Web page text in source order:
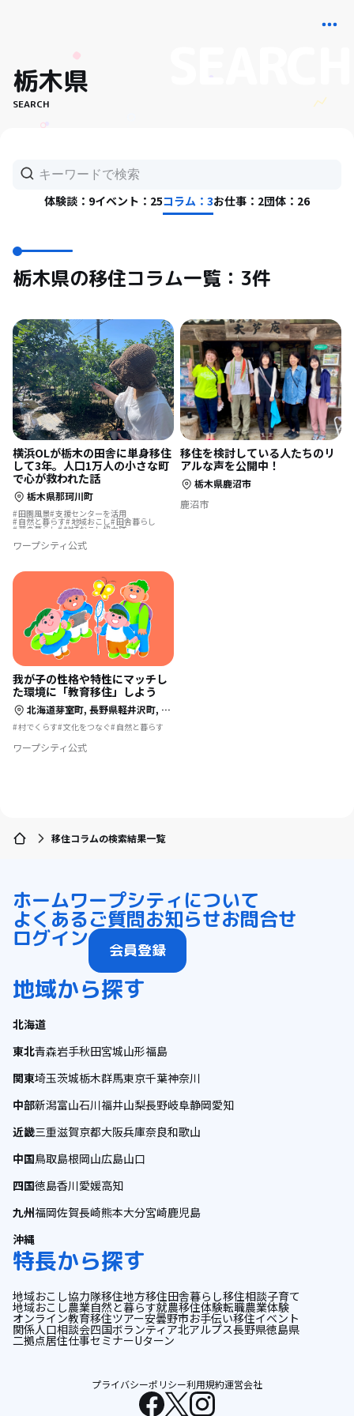
栃木県
SEARCH
体験談：9イベント：25コラム：3お仕事：2団体：26
栃木県の移住コラム一覧：3件
横浜OLが栃木の田舎に単身移住
して3年。人口1万人の小さな町
で心が救われた話
栃木県那珂川町
田園風景 支援センターを活用
自然と暮らす 地域おこし 田舎暮らし
夢の暮らし 地域おこし協力隊
結婚を機に移住 温泉の近く
ワープシティ公式
移住を検討している人たちのリ
アルな声を公開中！
栃木県鹿沼市
鹿沼市
我が子の性格や特性にマッチし
た環境に「教育移住」しよう
北海道芽室町, 長野県軽井沢町, 長野県大町市,
村でくらす 文化をつなぐ 自然と暮らす
ワープシティ公式
移住コラムの検索結果一覧
ホームワープシティについて
よくあるご質問お知らせお問合せ
ログイン 会員登録
地域から探す
北海道
東北青森岩手秋田宮城山形福島
関東埼玉茨城栃木群馬東京千葉神奈川
中部新潟富山石川福井山梨長野岐阜静岡愛知
近畿三重滋賀京都大阪兵庫奈良和歌山
中国鳥取島根岡山広島山口
四国徳島香川愛媛高知
九州福岡佐賀長崎熊本大分宮崎鹿児島
沖縄
特長から探す
地域おこし協力隊移住地方移住田舎暮らし移住相談子育て
地域おこし農業自然と暮らす就農移住体験転職農業体験
オンライン教育移住ツアー安曇野市お手伝い移住イベント
関係人口相談会四国ボランティア北アルプス長野県徳島県
二拠点居住仕事セミナーUターン
プライバシーポリシー利用規約運営会社